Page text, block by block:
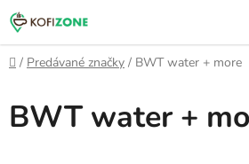
Prejsť
na
obsah
Domov
/ Predávané značky / BWT water + more
BWT water +